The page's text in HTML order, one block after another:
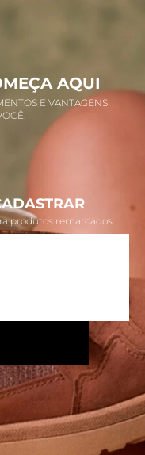
AQUI
E VANTAGENS
produtos remarcados